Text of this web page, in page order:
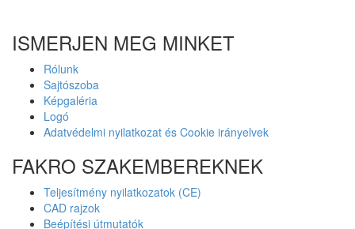
ISMERJEN MEG MINKET
Rólunk
Sajtószoba
Képgaléria
Logó
Adatvédelmi nyilatkozat és Cookie irányelvek
FAKRO SZAKEMBEREKNEK
Teljesítmény nyilatkozatok (CE)
CAD rajzok
Beépítési útmutatók